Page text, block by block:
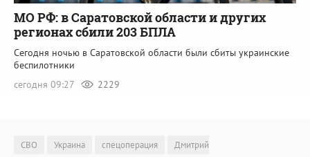
МО РФ: в Саратовской области и других
регионах сбили 203 БПЛА
Сегодня ночью в Саратовской области были сбиты украинские
беспилотники
сегодня 09:27
2229
СВО Украина спецоперация Дмитрий